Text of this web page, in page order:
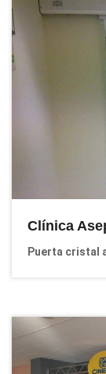
Clínica
Puerta cristal